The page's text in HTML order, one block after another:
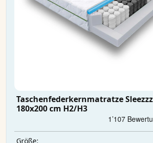
Taschenfederkernmatratze
180x200 cm H2/H3
Größe: